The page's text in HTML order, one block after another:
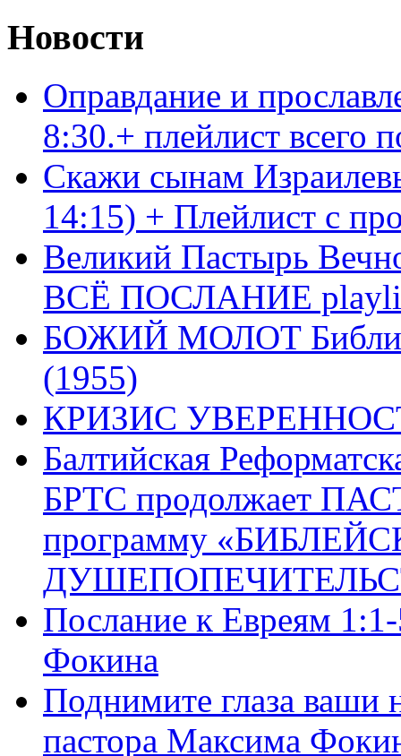
Новости
Оправдание и
8:30.+ плейлист
Скажи сынам
14:15) + Плейлист с
Великий Пастырь
ВСЁ ПОСЛАНИЕ
БОЖИЙ МОЛОТ Библия
(1955)
КРИЗИС
Балтийская
БРТС продолжает
программу
Послание к Евреям
Фокина
Поднимите глаза ваши
пастора Максима